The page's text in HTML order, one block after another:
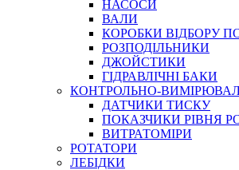
БОРЕКС, ЕО
НАСОСИ
ВАЛИ
КОРОБКИ ВІДБОРУ
РОЗПОДІЛЬНИКИ
ДЖОЙСТИКИ
ГІДРАВЛІЧНІ БАКИ
КОНТРОЛЬНО-
ДАТЧИКИ ТИСКУ
ПОКАЗЧИКИ РІВНЯ
ВИТРАТОМІРИ
РОТАТОРИ
ЛЕБІДКИ